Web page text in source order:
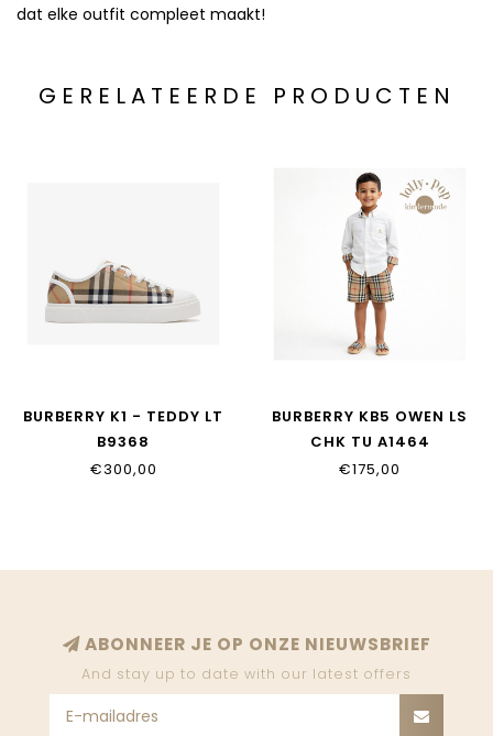
dat elke outfit compleet maakt!
GERELATEERDE PRODUCTEN
BURBERRY K1 - TEDDY LT
B9368
€300,00
BURBERRY KB5 OWEN LS
CHK TU A1464
€175,00
ABONNEER JE OP ONZE NIEUWSBRIEF
And stay up to date with our latest offers